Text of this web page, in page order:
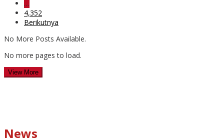
…
4,352
Berikutnya
No More Posts Available.
No more pages to load.
View More
News